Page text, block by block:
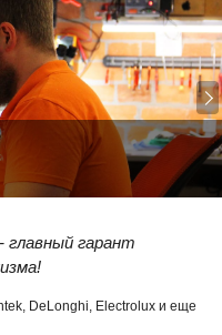
главный гарант
DeLonghi, Electrolux и еще